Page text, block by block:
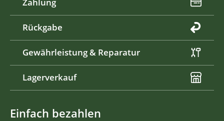
Zahlung
Rückgabe
Gewährleistung & Reparatur
Lagerverkauf
Einfach bezahlen